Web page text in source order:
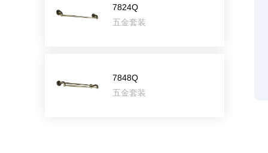
7824Q
五金套装
7848Q
五金套装